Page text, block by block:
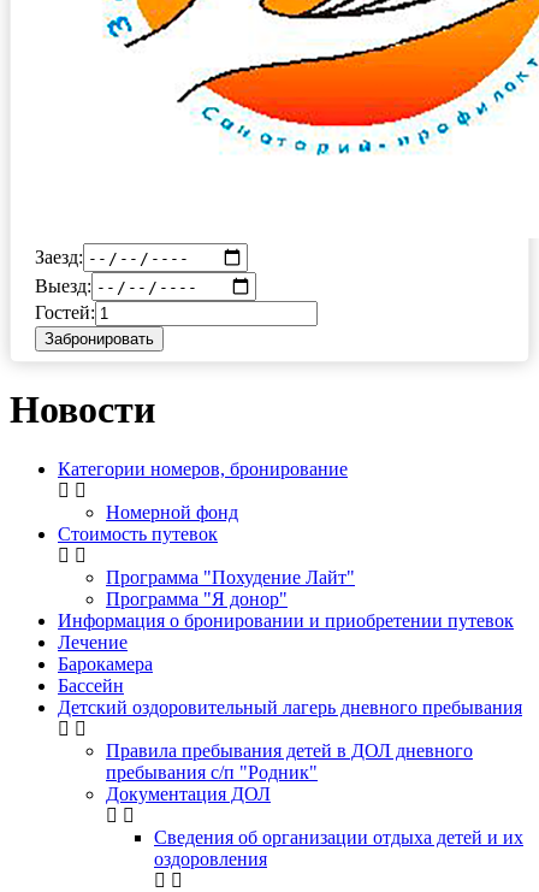
Заезд:
Выезд:
Гостей:
Забронировать
Новости
Категории номеров, бронирование
Номерной фонд
Стоимость путевок
Программа "Похудение Лайт"
Программа "Я донор"
Информация о бронировании и приобретении путевок
Лечение
Барокамера
Бассейн
Детский оздоровительный лагерь дневного пребывания
Правила пребывания детей в ДОЛ дневного
пребывания с/п "Родник"
Документация ДОЛ
Сведения об организации отдыха детей и их
оздоровления